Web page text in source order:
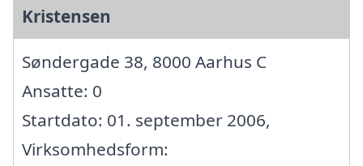
Kristensen
Søndergade 38, 8000 Aarhus C
Ansatte: 0
Startdato: 01. september 2006,
Virksomhedsform: